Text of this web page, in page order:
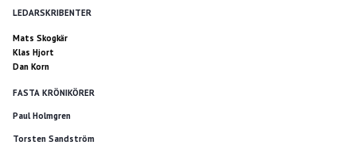
LEDARSKRIBENTER
Mats Skogkär
Klas Hjort
Dan Korn
FASTA KRÖNIKÖRER
Paul Holmgren
Torsten Sandström